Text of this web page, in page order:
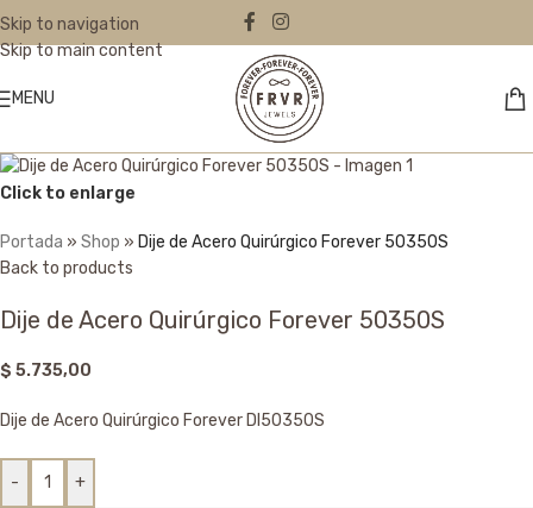
Skip to navigation
Skip to main content
MENU
Click to enlarge
Portada » Shop » Dije de Acero Quirúrgico Forever 50350S
Back to products
Dije de Acero Quirúrgico Forever 50350S
$ 5.735,00
Dije de Acero Quirúrgico Forever DI50350S
- +